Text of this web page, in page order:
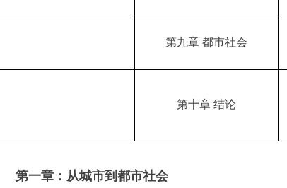
第九章 都市社会
第十章 结论
第一章：从城市到都市社会